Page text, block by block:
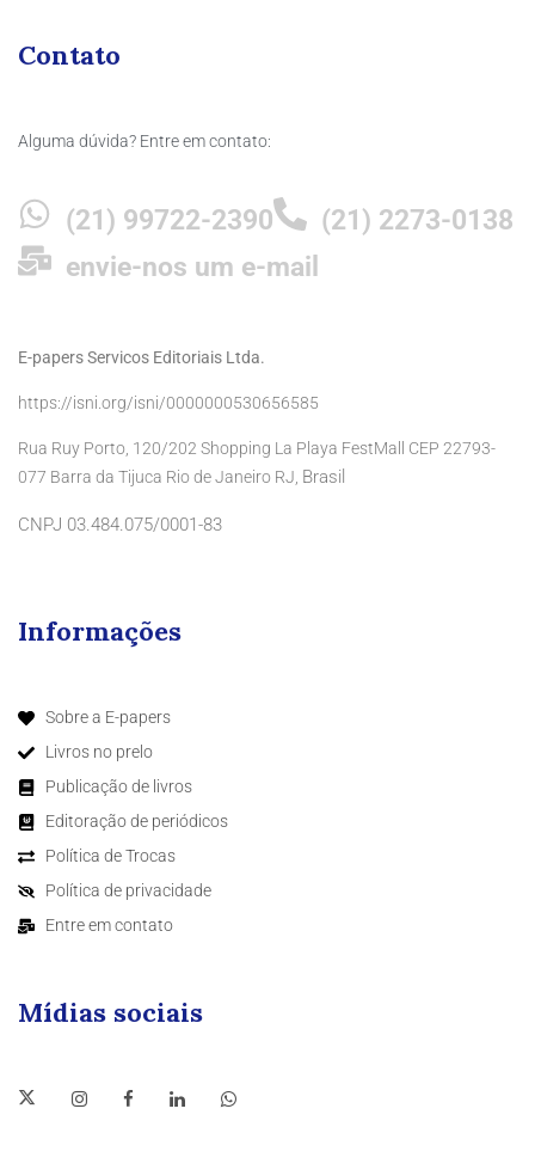
Contato
Alguma dúvida? Entre em contato:
(21) 99722-2390
(21) 2273-0138
envie-nos um e-mail
E-papers Servicos Editoriais Ltda.
https://isni.org/isni/0000000530656585
Rua Ruy Porto, 120/202 Shopping La Playa FestMall CEP 22793-
077 Barra da Tijuca Rio de Janeiro RJ, Brasil
CNPJ 03.484.075/0001-83
Informações
Sobre a E-papers
Livros no prelo
Publicação de livros
Editoração de periódicos
Política de Trocas
Política de privacidade
Entre em contato
Mídias sociais